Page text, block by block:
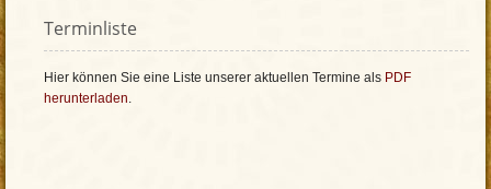
Terminliste
Hier können Sie eine Liste unserer aktuellen Termine als PDF
herunterladen